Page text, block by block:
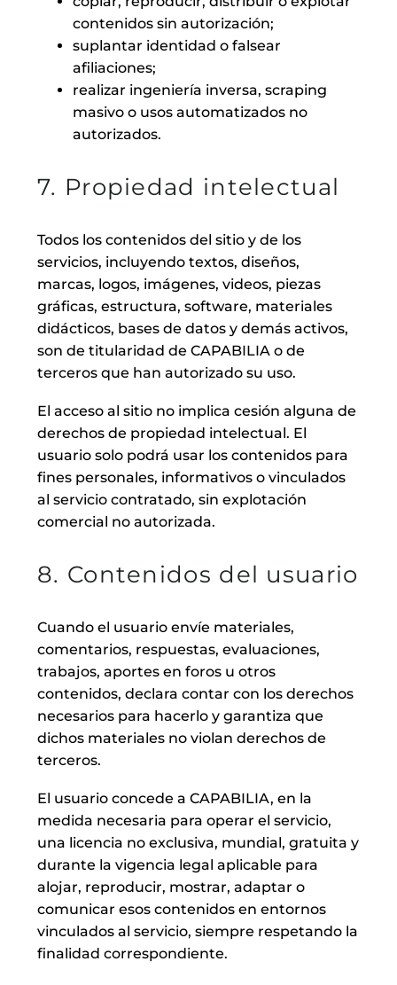
contenidos sin autorización;
suplantar identidad o falsear
afiliaciones;
realizar ingeniería inversa, scraping
masivo o usos automatizados no
autorizados.
7. Propiedad intelectual
Todos los contenidos del sitio y de los
servicios, incluyendo textos, diseños,
marcas, logos, imágenes, videos, piezas
gráficas, estructura, software, materiales
didácticos, bases de datos y demás activos,
son de titularidad de CAPABILIA o de
terceros que han autorizado su uso.
El acceso al sitio no implica cesión alguna de
derechos de propiedad intelectual. El
usuario solo podrá usar los contenidos para
fines personales, informativos o vinculados
al servicio contratado, sin explotación
comercial no autorizada.
8. Contenidos del usuario
Cuando el usuario envíe materiales,
comentarios, respuestas, evaluaciones,
trabajos, aportes en foros u otros
contenidos, declara contar con los derechos
necesarios para hacerlo y garantiza que
dichos materiales no violan derechos de
terceros.
El usuario concede a CAPABILIA, en la
medida necesaria para operar el servicio,
una licencia no exclusiva, mundial, gratuita y
durante la vigencia legal aplicable para
alojar, reproducir, mostrar, adaptar o
comunicar esos contenidos en entornos
vinculados al servicio, siempre respetando la
finalidad correspondiente.